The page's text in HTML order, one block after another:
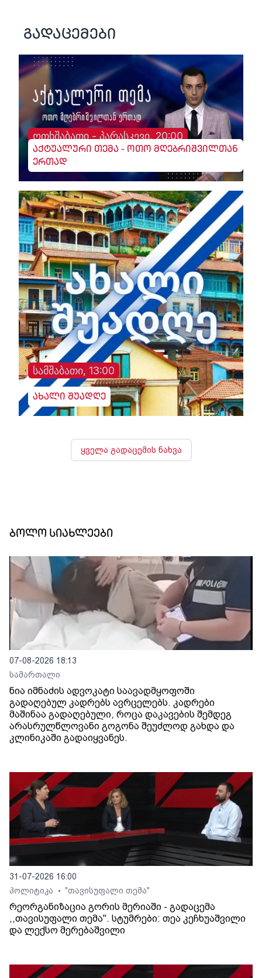
გადაცემები
ოთხშაბათი - პარასკევი, 20:00
აქტუალური თემა - ოთო მღებრიშვილთან
ერთად
სამშაბათი, 13:00
ახალი შუადღე
ყველა გადაცემის ნახვა
ბოლო სიახლეები
07-08-2026 18:13
სამართალი
ნია იმნაძის ადვოკატი საავადმყოფოში
გადაღებულ კადრებს ავრცელებს. კადრები
მაშინაა გადაღებული, როცა დაკავების შემდეგ
არასრულწლოვანი გოგონა შეუძლოდ გახდა და
კლინიკაში გადაიყვანეს.
31-07-2026 16:00
პოლიტიკა
• "თავისუფალი თემა"
რეორგანიზაცია გორის მერიაში - გადაცემა
,,თავისუფალი თემა". სტუმრები: თეა კეჩხუაშვილი
და ლექსო მერებაშვილი